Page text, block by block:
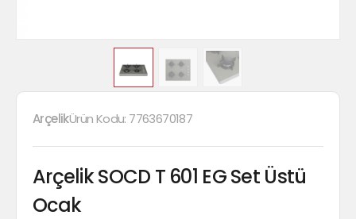
ArçelikÜrün Kodu: 7763670187
Arçelik SOCD T 601 EG Set Üstü
Ocak